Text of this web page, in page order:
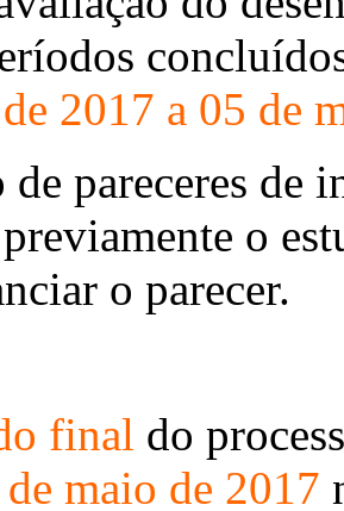
2017 a 05 de
de pareceres de
o
o parecer.
final do
maio de 2017